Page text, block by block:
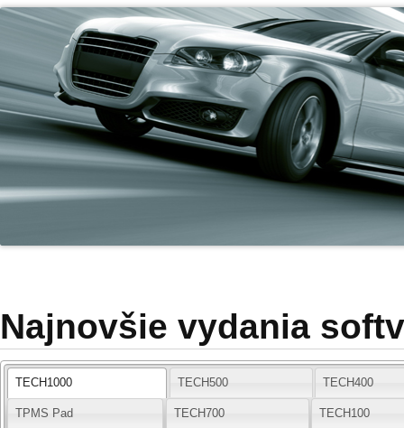
Najnovšie vydania
TECH1000 TECH500 TECH400
TPMS Pad TECH700 TECH100